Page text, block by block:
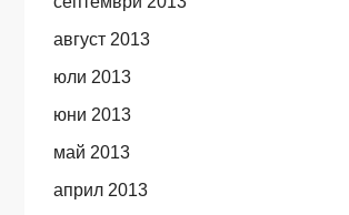
август 2013
юли 2013
юни 2013
май 2013
април 2013